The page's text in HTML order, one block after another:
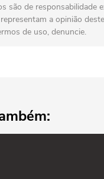
são de responsabilidade
a opinião
de uso, denuncie.